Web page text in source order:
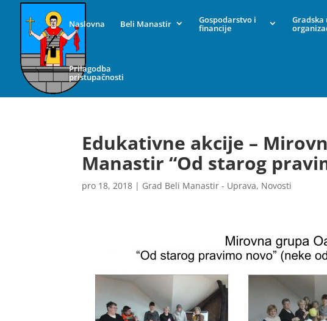
Naslovna Beli Manastir Gospodarstvo i
financije
Gradska
Prilagodba
pristupačnosti
Edukativne akcije –
Manastir “Od starog
pro 18, 2018 | Grad Beli Manastir - Uprava, Novosti